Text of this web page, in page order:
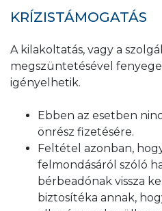
KRÍZISTÁMOGATÁS
A kilakoltatás, vagy a
megszüntetésével
igényelhetik.
Ebben az esetben
önrész fizetésére.
Feltétel azonban,
felmondásáról szóló
bérbeadónak vissza
biztosítéka annak,